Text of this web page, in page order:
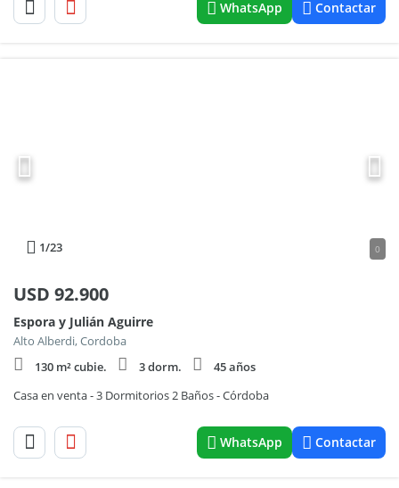
WhatsApp Contactar
1/23 0
USD 92.900
Espora y Julián Aguirre
Alto Alberdi, Cordoba
130 m² cubie.
3 dorm.
45 años
Casa en venta - 3 Dormitorios 2 Baños - Córdoba
WhatsApp Contactar